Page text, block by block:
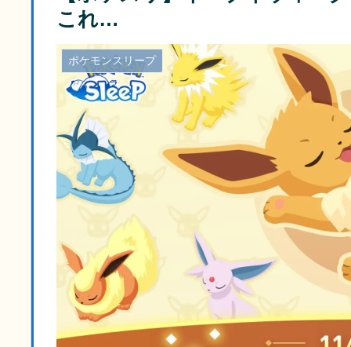
これ…
ポケモンスリープ